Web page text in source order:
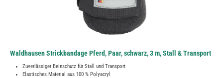
Waldhausen Strickbandage Pferd, Paar, schwarz, 3 m, Stall & Transport
Zuverlässiger Beinschutz für Stall und Transport
Elastisches Material aus 100 % Polyacryl